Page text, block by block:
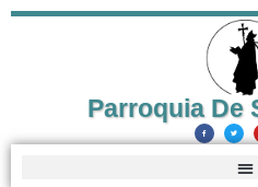
Parroquia De